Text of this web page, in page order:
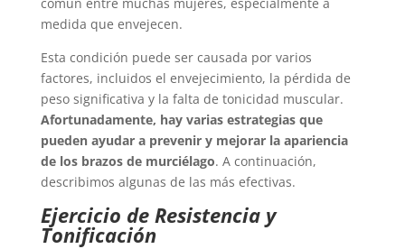
medida que envejecen.
Esta condición puede ser causada por varios
factores, incluidos el envejecimiento, la pérdida de
peso significativa y la falta de tonicidad muscular.
Afortunadamente, hay varias estrategias que
pueden ayudar a prevenir y mejorar la apariencia
de los brazos de murciélago. A continuación,
describimos algunas de las más efectivas.
Ejercicio de Resistencia y
Tonificación